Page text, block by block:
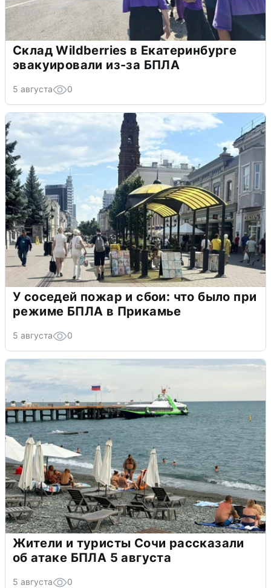
Склад Wildberries в Екатеринбурге
эвакуировали из-за БПЛА
5 августа 0
У соседей пожар и сбои: что было при
режиме БПЛА в Прикамье
5 августа 0
Жители и туристы Сочи рассказали
об атаке БПЛА 5 августа
5 августа 0